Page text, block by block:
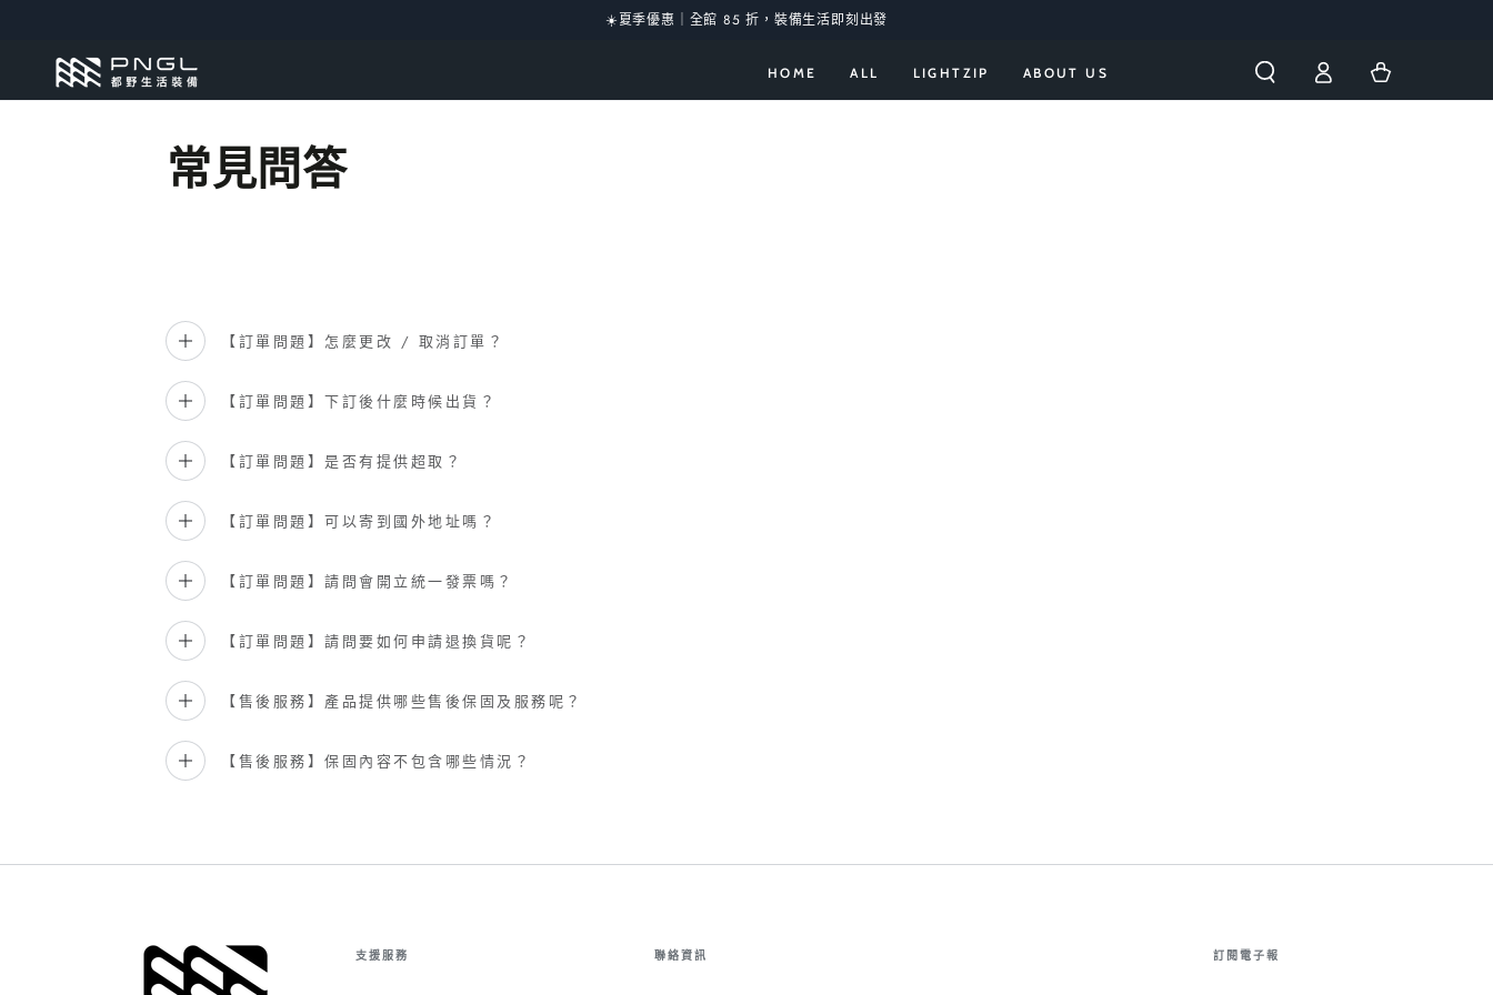
☀️夏季優惠｜全館 85 折，裝備生活即刻出發
HOME ALL LIGHTZIP ABOUT US
入
物
車
常見問答
【訂單問題】怎麼更改 / 取消訂單？
【訂單問題】下訂後什麼時候出貨？
【訂單問題】是否有提供超取？
【訂單問題】可以寄到國外地址嗎？
【訂單問題】請問會開立統一發票嗎？
【訂單問題】請問要如何申請退換貨呢？
【售後服務】產品提供哪些售後保固及服務呢？
【售後服務】保固內容不包含哪些情況？
支援服務 聯絡資訊 訂閱電子報